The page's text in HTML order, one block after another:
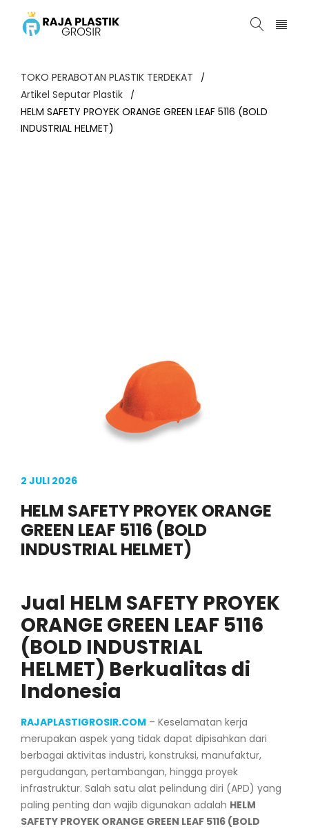
TOKO PERABOTAN PLASTIK TERDEKAT /
Artikel Seputar Plastik /
HELM SAFETY PROYEK ORANGE GREEN LEAF 5116 (BOLD
INDUSTRIAL HELMET)
2 JULI 2026
HELM SAFETY PROYEK ORANGE
GREEN LEAF 5116 (BOLD
INDUSTRIAL HELMET)
Jual HELM SAFETY PROYEK
ORANGE GREEN LEAF 5116
(BOLD INDUSTRIAL
HELMET) Berkualitas di
Indonesia
RAJAPLASTIGROSIR.COM – Keselamatan kerja
merupakan aspek yang tidak dapat dipisahkan dari
berbagai aktivitas industri, konstruksi, manufaktur,
pergudangan, pertambangan, hingga proyek
infrastruktur. Salah satu alat pelindung diri (APD) yang
paling penting dan wajib digunakan adalah HELM
SAFETY PROYEK ORANGE GREEN LEAF 5116 (BOLD